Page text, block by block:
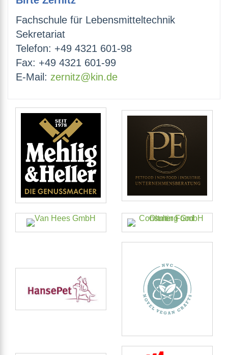
Fachschule für Lebensmitteltechnik
Sekretariat
Telefon: +49 4321 601-98
Fax: +49 4321 601-99
E-Mail: zernitz@kin.de